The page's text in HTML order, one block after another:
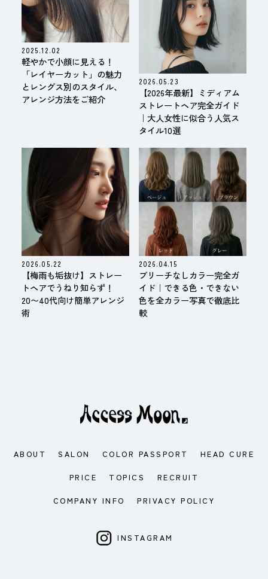
2025.12.02
軽やかで小顔に見える！
「レイヤーカット」の魅力
とレングス別のスタイル、
アレンジ方法をご紹介
2026.05.23
【2026年最新】ミディアム
ストレートヘア完全ガイド
｜大人女性に似合う人気ス
タイル10選
2026.05.22
【梅雨も垢抜け】ストレー
トヘアでうねり知らず！
20〜40代向け簡単アレンジ
術
2026.04.15
ブリーチなしカラー完全ガ
イド｜できる色・できない
色を全カラー写真で徹底比
較
ABOUT SALON COLOR PASSPORT HEAD CURE
PRICE TOPICS RECRUIT
COMPANY INFO PRIVACY POLICY
INSTAGRAM